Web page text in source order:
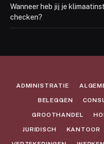
Wanneer heb jij je
checken?
ADMINISTRATIE
BELEGGEN
GROOTHANDEL
JURIDISCH KANTOOR